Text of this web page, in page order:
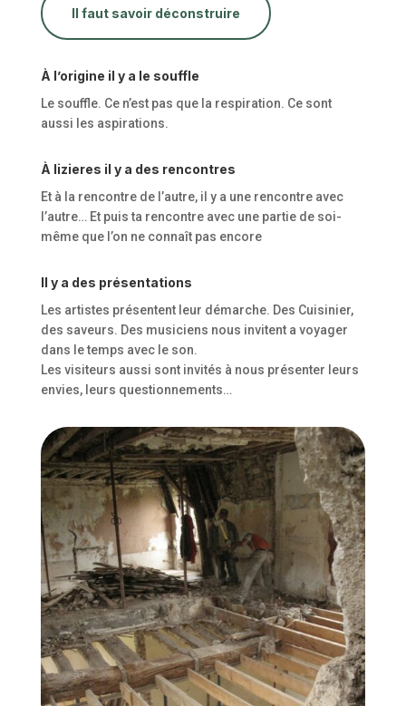
Il faut savoir déconstruire
À l’origine il y a le souffle
Le souffle. Ce n’est pas que la respiration. Ce sont
aussi les aspirations.
À lizieres il y a des rencontres
Et à la rencontre de l’autre, il y a une rencontre avec
l’autre… Et puis ta rencontre avec une partie de soi-
même que l’on ne connaît pas encore
Il y a des présentations
Les artistes présentent leur démarche. Des Cuisinier,
des saveurs. Des musiciens nous invitent a voyager
dans le temps avec le son.
Les visiteurs aussi sont invités à nous présenter leurs
envies, leurs questionnements…